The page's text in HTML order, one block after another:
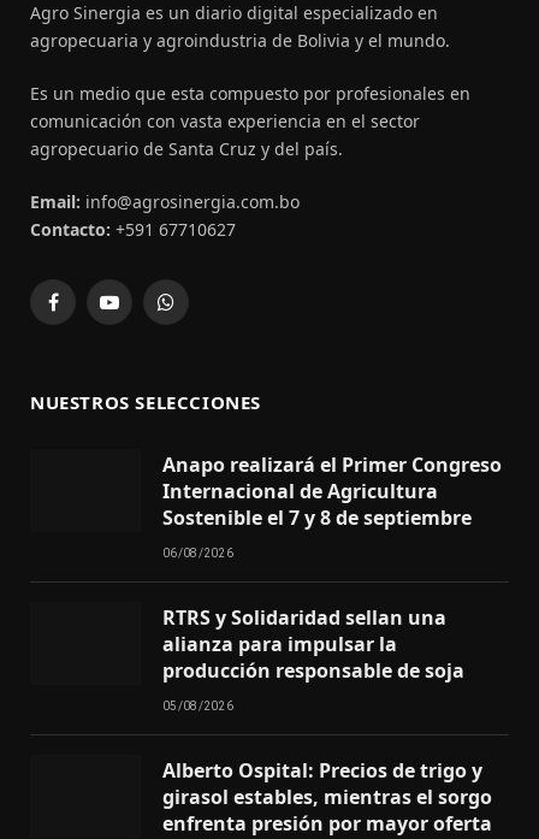
Agro Sinergia es un diario digital especializado en
agropecuaria y agroindustria de Bolivia y el mundo.
Es un medio que esta compuesto por profesionales en
comunicación con vasta experiencia en el sector
agropecuario de Santa Cruz y del país.
Email: info@agrosinergia.com.bo
Contacto: +591 67710627
FacebookYouTubeWhatsApp
NUESTROS SELECCIONES
Anapo realizará el Primer Congreso
Internacional de Agricultura
Sostenible el 7 y 8 de septiembre
06/08/2026
RTRS y Solidaridad sellan una
alianza para impulsar la
producción responsable de soja
05/08/2026
Alberto Ospital: Precios de trigo y
girasol estables, mientras el sorgo
enfrenta presión por mayor oferta